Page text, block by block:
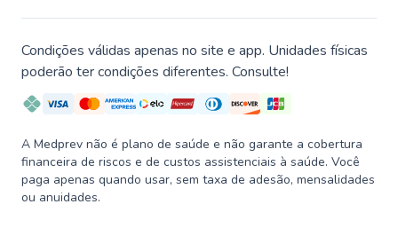
Condições válidas apenas no site e app. Unidades físicas
poderão ter condições diferentes. Consulte!
A Medprev não é plano de saúde e não garante a cobertura
financeira de riscos e de custos assistenciais à saúde. Você
paga apenas quando usar, sem taxa de adesão, mensalidades
ou anuidades.